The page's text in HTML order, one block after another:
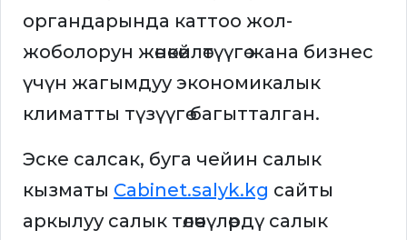
органдарында каттоо жол-
жоболорун жөнөкөйлөтүүгө жана бизнес
үчүн жагымдуу экономикалык
климатты түзүүгө багытталган.
Эске салсак, буга чейин салык
кызматы Cabinet.salyk.kg сайты
аркылуу салык төлөөчүлөрдү салык